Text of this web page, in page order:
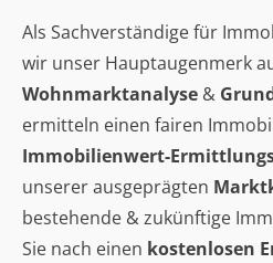
Als Sachverständige für
wir unser Hauptaugenmerk
Wohnmarktanalyse &
ermitteln einen fairen
Immobilienwert-
unserer ausgeprägten
bestehende & zukünftige
Sie nach einen kostenlosen